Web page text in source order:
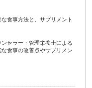
食事方法と、サプリメント
セラー・管理栄養士による
食事の改善点やサプリメン